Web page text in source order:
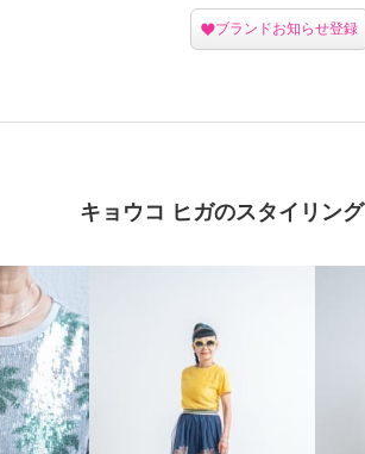
ブランドお知らせ登録
キョウコ ヒガのスタイリング